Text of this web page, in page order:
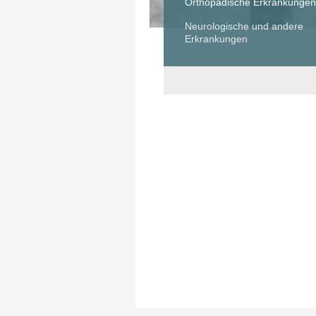
Orthopädische Erkrankungen
Neurologische und andere
Erkrankungen